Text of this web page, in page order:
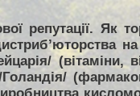
репутації. Як
на
(вітаміни,